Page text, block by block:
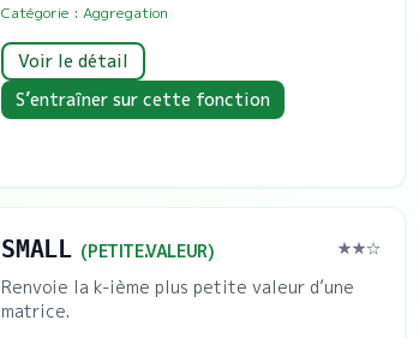
Catégorie :Aggregation
Voir le détail
S’entraîner sur cette fonction
SMALL (PETITE.VALEUR) ★★☆
Renvoie la k-ième plus petite valeur d’une
matrice.